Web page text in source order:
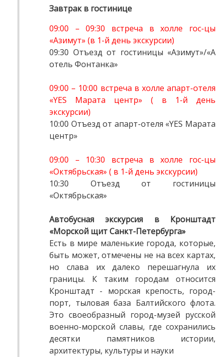
Завтрак в гостинице
09:00 – 09:30 встреча в холле гос-цы
«Азимут» (в 1-й день экскурсии)
09:30 Отъезд от гостиницы «Азимут»/«А
отель Фонтанка»
09:00 – 10:00 встреча в холле апарт-отеля
«YES Марата центр» ( в 1-й день
экскурсии)
10:00 Отъезд от апарт-отеля «YES Марата
центр»
09:00 – 10:30 встреча в холле гос-цы
«Октябрьская» ( в 1-й день экскурсии)
10:30 Отъезд от гостиницы
«Октябрьская»
Автобусная экскурсия в Кронштадт
«Морской щит Санкт-Петербурга»
Есть в мире маленькие города, которые,
быть может, отмечены не на всех картах,
но слава их далеко перешагнула их
границы. К таким городам относится
Кронштадт - морская крепость, город-
порт, тыловая база Балтийского флота.
Это своеобразный город-музей русской
военно-морской славы, где сохранились
десятки памятников истории,
архитектуры, культуры и науки